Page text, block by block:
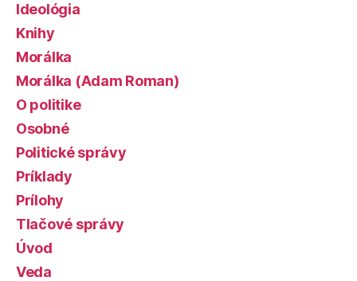
Ideológia
Knihy
Morálka
Morálka (Adam Roman)
O politike
Osobné
Politické správy
Príklady
Prílohy
Tlačové správy
Úvod
Veda